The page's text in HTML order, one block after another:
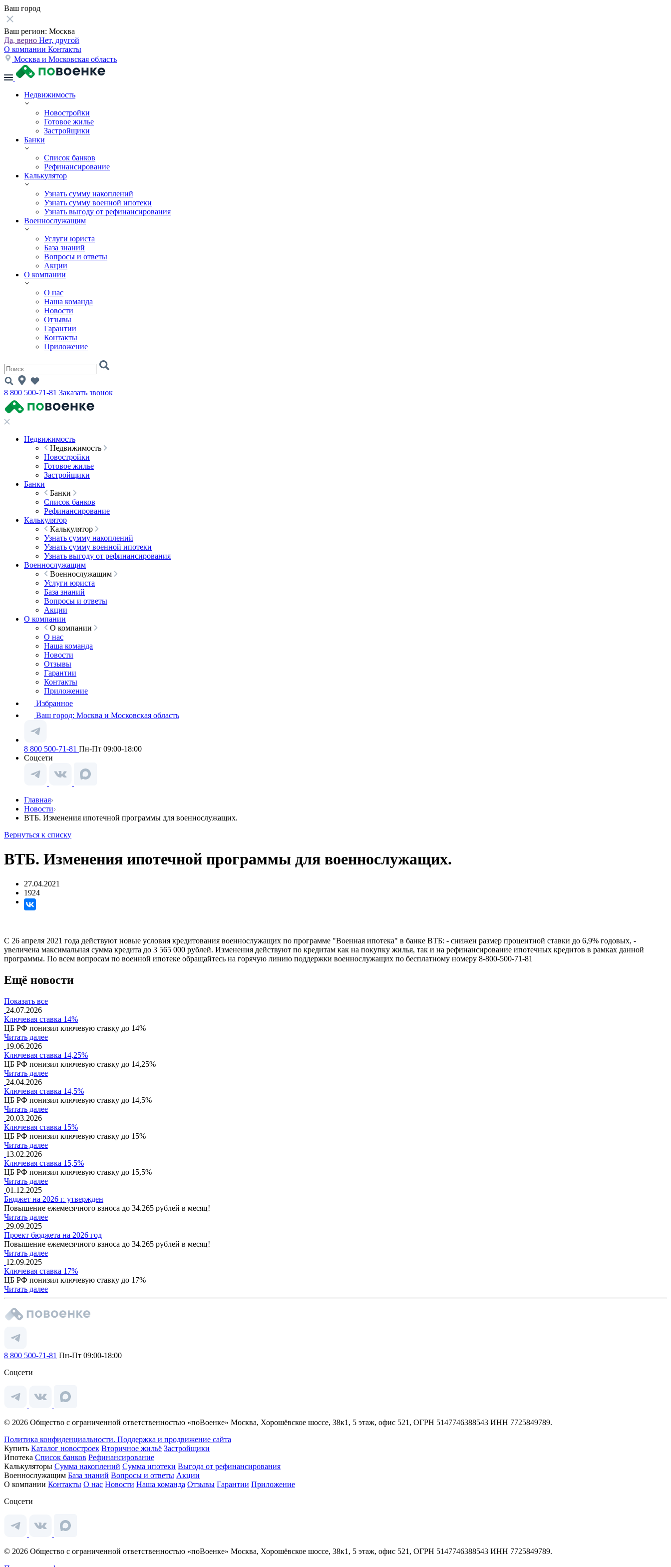
Ваш город
Ваш регион: Москва
Да, верно Нет, другой
О компании Контакты
Москва и Московская область
Недвижимость
Новостройки
Готовое жилье
Застройщики
Банки
Список банков
Рефинансирование
Калькулятор
Узнать сумму накоплений
Узнать сумму военной ипотеки
Узнать выгоду от рефинансирования
Военнослужащим
Услуги юриста
База знаний
Вопросы и ответы
Акции
О компании
О нас
Наша команда
Новости
Отзывы
Гарантии
Контакты
Приложение
8 800 500-71-81 Заказать звонок
Недвижимость
Недвижимость
Новостройки
Готовое жилье
Застройщики
Банки
Банки
Список банков
Рефинансирование
Калькулятор
Калькулятор
Узнать сумму накоплений
Узнать сумму военной ипотеки
Узнать выгоду от рефинансирования
Военнослужащим
Военнослужащим
Услуги юриста
База знаний
Вопросы и ответы
Акции
О компании
О компании
О нас
Наша команда
Новости
Отзывы
Гарантии
Контакты
Приложение
Избранное
Ваш город: Москва и Московская область
8 800 500-71-81 Пн-Пт 09:00-18:00
Соцсети
Главная
Новости
ВТБ. Изменения ипотечной программы для военнослужащих.
Вернуться к списку
ВТБ. Изменения ипотечной программы для военнослужащих.
27.04.2021
1924
С 26 апреля 2021 года действуют новые условия кредитования военнослужащих по программе "Военная ипотека" в банке ВТБ: - снижен размер процентной ставки до 6,9% годовых, -
увеличена максимальная сумма кредита до 3 565 000 рублей. Изменения действуют по кредитам как на покупку жилья, так и на рефинансирование ипотечных кредитов в рамках данной
программы. По всем вопросам по военной ипотеке обращайтесь на горячую линию поддержки военнослужащих по бесплатному номеру 8-800-500-71-81
Ещё новости
Показать все
24.07.2026
Ключевая ставка 14%
ЦБ РФ понизил ключевую ставку до 14%
Читать далее
19.06.2026
Ключевая ставка 14,25%
ЦБ РФ понизил ключевую ставку до 14,25%
Читать далее
24.04.2026
Ключевая ставка 14,5%
ЦБ РФ понизил ключевую ставку до 14,5%
Читать далее
20.03.2026
Ключевая ставка 15%
ЦБ РФ понизил ключевую ставку до 15%
Читать далее
13.02.2026
Ключевая ставка 15,5%
ЦБ РФ понизил ключевую ставку до 15,5%
Читать далее
01.12.2025
Бюджет на 2026 г. утвержден
Повышение ежемесячного взноса до 34.265 рублей в месяц!
Читать далее
29.09.2025
Проект бюджета на 2026 год
Повышение ежемесячного взноса до 34.265 рублей в месяц!
Читать далее
12.09.2025
Ключевая ставка 17%
ЦБ РФ понизил ключевую ставку до 17%
Читать далее
8 800 500-71-81 Пн-Пт 09:00-18:00
Соцсети
© 2026 Общество с ограниченной ответственностью «поВоенке» Москва, Хорошёвское шоссе, 38к1, 5 этаж, офис 521, ОГРН 5147746388543 ИНН 7725849789.
Политика конфиденциальности. Поддержка и продвижение сайта
Купить Каталог новостроек Вторичное жильё Застройщики
Ипотека Список банков Рефинансирование
Калькуляторы Сумма накоплений Сумма ипотеки Выгода от рефинансирования
Военнослужащим База знаний Вопросы и ответы Акции
О компании Контакты О нас Новости Наша команда Отзывы Гарантии Приложение
Соцсети
© 2026 Общество с ограниченной ответственностью «поВоенке» Москва, Хорошёвское шоссе, 38к1, 5 этаж, офис 521, ОГРН 5147746388543 ИНН 7725849789.